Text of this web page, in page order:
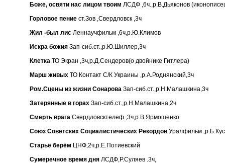
Боже, освяти нас лицом твоим ЛСДФ ,6ч.,р.В.Дьяконов
Горловое пение ст.Зов ,Свердловск ,3ч
Жил -был лис Леннаучфильм ,6ч,р.Ю.Климов
Искра божия Зап-сиб.ст.,р.Ю.Шиллер,3ч
Клетка ТО Экран ,3ч,р.Д.Сендеров(о двойнике Гитлера)
Марш живых ТО Контакт С/К Украины ,р.А.Роднянский,3ч
Ром.Сцены из жизни Сонарова Зап-сиб.ст.,р.Н.Малашкина,3ч
Затерянные в горах Зап-сиб.ст.,р.Н.Малашкина,2ч
Смерть врага Свердловсктелеф.,3ч,р.В.Ярмошенко
Союз Советских Социалистических Рекордов Уралфильм
Старьё берём ЦНФ,2ч,р.Е.Потиевский
Сумеречное время дня ЛСДФ,Р.Суляев .3ч,